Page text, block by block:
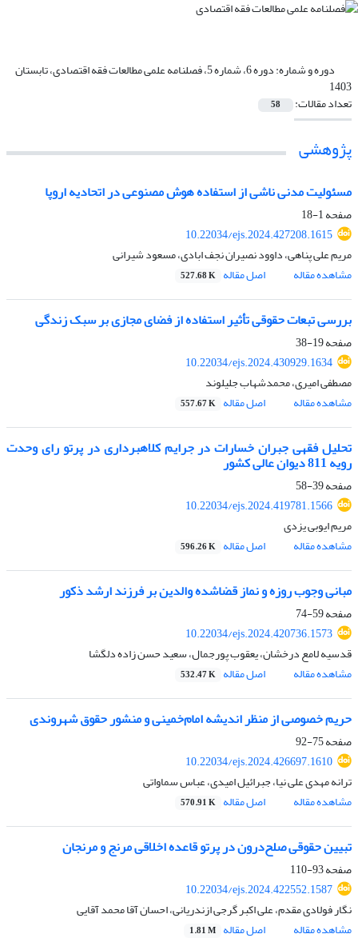
دوره و شماره: دوره 6، شماره 5، فصلنامه علمی مطالعات فقه اقتصادی، تابستان
1403
تعداد مقالات: 58
پژوهشی
مسئولیت مدنی ناشی از استفاده هوش مصنوعی در اتحادیه اروپا
صفحه1-18
10.22034/ejs.2024.427208.1615
مریم علی پناهی، داوود نصیران نجف ابادی، مسعود شیرانی
مشاهده مقاله
اصل مقاله 527.68 K
بررسی تبعات حقوقی تأثیر استفاده از فضای مجازی بر سبک زندگی
صفحه19-38
10.22034/ejs.2024.430929.1634
مصطفی امیری، محمدشهاب جلیلوند
مشاهده مقاله
اصل مقاله 557.67 K
تحلیل فقهی جبران خسارات در جرایم کلاهبرداری در پرتو رای وحدت
رویه 811 دیوان عالی کشور
صفحه39-58
10.22034/ejs.2024.419781.1566
مریم ایوبی یزدی
مشاهده مقاله
اصل مقاله 596.26 K
مبانی وجوب روزه و نماز قضاشده والدین بر فرزند ارشد ذکور
صفحه59-74
10.22034/ejs.2024.420736.1573
قدسیه لامع درخشان، یعقوب پورجمال، سعید حسن زاده دلگشا
مشاهده مقاله
اصل مقاله 532.47 K
حریم خصوصی از منظر اندیشه امام‌خمینی و منشور حقوق شهروندی
صفحه75-92
10.22034/ejs.2024.426697.1610
ترانه مهدی علی نیا، جبرائیل امیدی، عباس سماواتی
مشاهده مقاله
اصل مقاله 570.91 K
تبیین حقوقی صلح‌درون در پرتو قاعده اخلاقی مرنج و مرنجان
صفحه93-110
10.22034/ejs.2024.422552.1587
نگار فولادی مقدم، علی اکبر گرجی ازندریانی، احسان آقا محمد آقایی
مشاهده مقاله
اصل مقاله 1.81 M